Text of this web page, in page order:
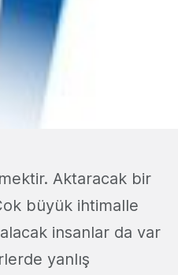
Aktaracak bir
büyük ihtimalle
insanlar da var
yanlış